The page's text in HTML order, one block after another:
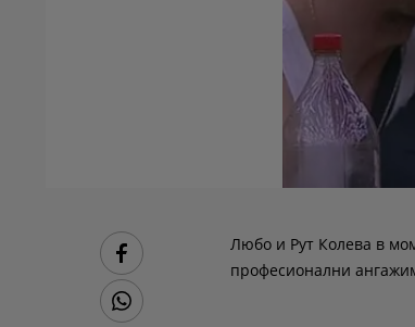
Любо и Рут Колева в
професионални